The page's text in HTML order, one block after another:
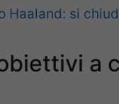
Haaland: si
a